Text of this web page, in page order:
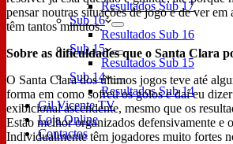
Resultados Sub 17
Sub 16
Resultados Sub 16
Sub 15
Resultados Sub 15
Sub 14
Resultados Sub 14
Gil Vicente TV
Loja Online
Contactos
pensar noutras situações de jogo e de ver em
têm tantos minutos.
Sobre as dificuldades que o Santa Clara
O Santa Clara dos últimos jogos teve até
forma em como sofreu os golos e daí eu
exibicional ascendente, mesmo que os
Estão melhor organizados defensivamente e
Individualmente têm jogadores muito fortes